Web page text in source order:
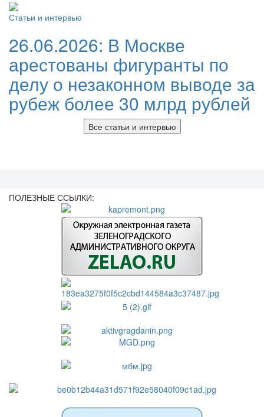
Статьи и интервью
26.06.2026: В Москве
арестованы фигуранты по
делу о незаконном выводе за
рубеж более 30 млрд рублей
Все статьи и интервью
ПОЛЕЗНЫЕ ССЫЛКИ: